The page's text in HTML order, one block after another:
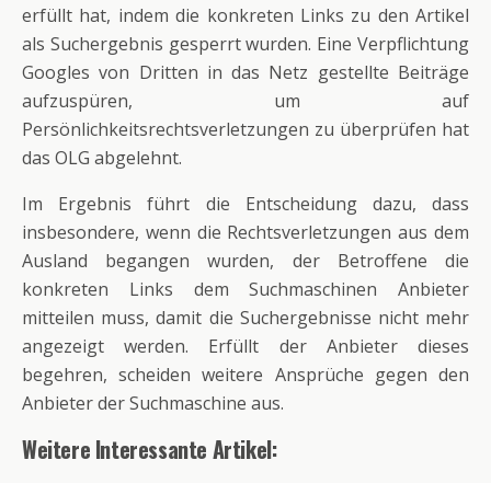
erfüllt hat, indem die konkreten Links zu den Artikel
als Suchergebnis gesperrt wurden. Eine Verpflichtung
Googles von Dritten in das Netz gestellte Beiträge
aufzuspüren, um auf
Persönlichkeitsrechtsverletzungen zu überprüfen hat
das OLG abgelehnt.
Im Ergebnis führt die Entscheidung dazu, dass
insbesondere, wenn die Rechtsverletzungen aus dem
Ausland begangen wurden, der Betroffene die
konkreten Links dem Suchmaschinen Anbieter
mitteilen muss, damit die Suchergebnisse nicht mehr
angezeigt werden. Erfüllt der Anbieter dieses
begehren, scheiden weitere Ansprüche gegen den
Anbieter der Suchmaschine aus.
Weitere Interessante Artikel: